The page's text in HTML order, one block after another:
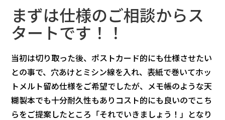
まずは仕様のご相談からス
タートです！！
当初は切り取った後、ポストカード的にも仕様させたい
との事で、穴あけとミシン線を入れ、表紙で巻いてホッ
トメルト留め仕様をご希望でしたが、メモ帳のような天
糊製本でも十分耐久性もありコスト的にも良いのでこち
らをご提案したところ「それでいきましょう！」となり